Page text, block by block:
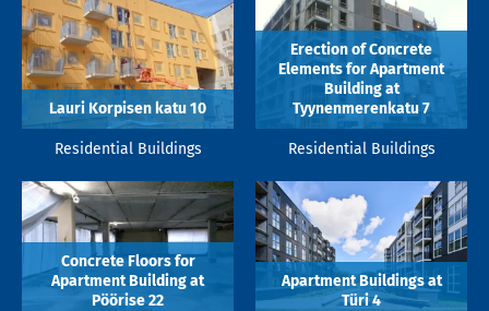
Lauri Korpisen katu 10
Residential Buildings
Erection of Concrete
Elements for Apartment
Building at
Tyynenmerenkatu 7
Residential Buildings
Concrete Floors for
Apartment Building at
Pöörise 22
Apartment Buildings at
Türi 4